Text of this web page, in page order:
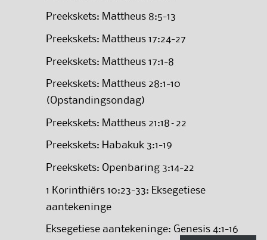
Preekskets: Mattheus 8:5-13
Preekskets: Mattheus 17:24-27
Preekskets: Mattheus 17:1-8
Preekskets: Mattheus 28:1-10
(Opstandingsondag)
Preekskets: Mattheus 21:18–22
Preekskets: Habakuk 3:1-19
Preekskets: Openbaring 3:14-22
1 Korinthiërs 10:23-33: Eksegetiese
aantekeninge
Eksegetiese aantekeninge: Genesis 4:1-16